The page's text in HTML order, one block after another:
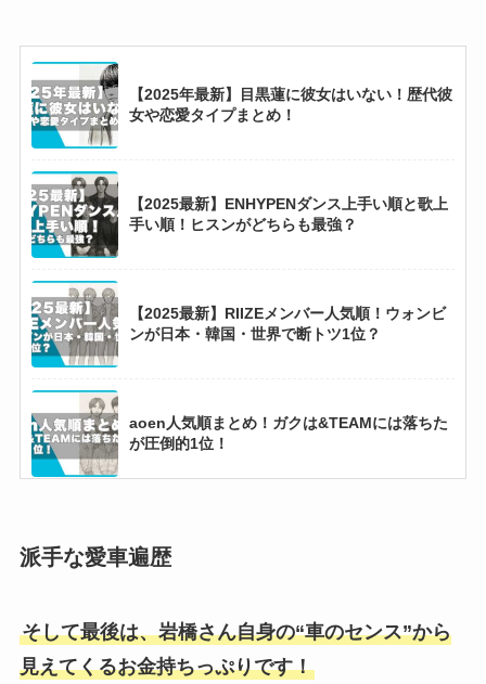
【2025最新】熱愛が多いジェニーの歴代彼氏8
【2025年最新】目黒蓮に彼女はいない！歴代彼
女や恋愛タイプまとめ！
【2025最新】ENHYPENダンス上手い順と歌上
手い順！ヒスンがどちらも最強？
【2025最新】RIIZEメンバー人気順！ウォンビ
ンが日本・韓国・世界で断トツ1位？
aoen人気順まとめ！ガクは&TEAMには落ちた
が圧倒的1位！
が上手い順！ジョングクが上位独占？
【2025現在】松本潤に彼女はいない！歴代彼女
14人を徹底調査！
派手な愛車遍歴
そして最後は、岩橋さん自身の“車のセンス”から
見えてくるお金持ちっぷりです！